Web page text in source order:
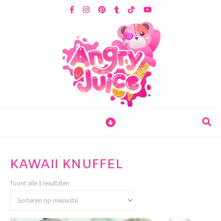
KAWAII KNUFFEL
Toont alle 3 resultaten